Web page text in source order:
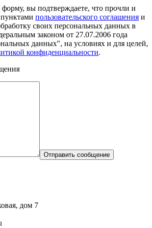
вы подтверждаете, что прочли и
пользовательского соглашения и
своих персональных данных в
законом от 27.07.2006 года
данных", на условиях и для целей,
конфиденциальности.
Отправить сообщение
дом 7